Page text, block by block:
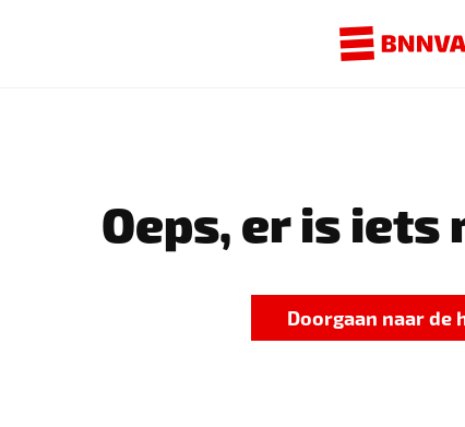
Oeps, er is iets
Doorgaan naar de